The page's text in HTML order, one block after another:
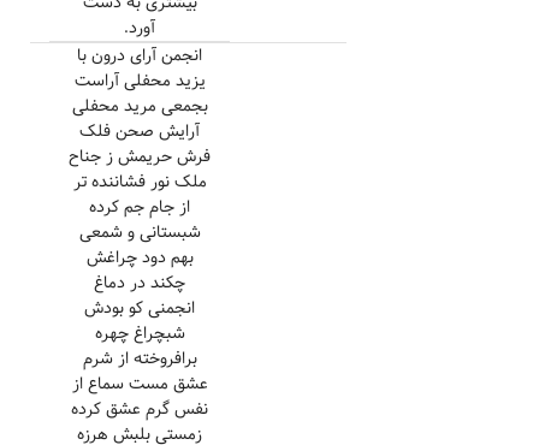
آورد.
انجمن آرای درون با
یزید محفلی آراست
بجمعی مرید محفلی
آرایش صحن فلک
فرش حریمش ز جناح
ملک نور فشاننده تر
از جام جم کرده
شبستانی و شمعی
بهم دود چراغش
چکند در دماغ
انجمنی کو بودش
شبچراغ چهره
برافروخته از شرم
عشق مست سماع از
نفس گرم عشق کرده
زمستی بلبش هرزه